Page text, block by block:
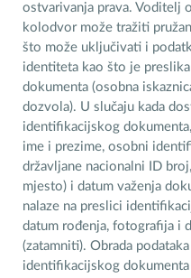
ostvarivanja prava. Voditelj
kolodvor može tražiti
što može uključivati i
identiteta kao što je
dokumenta (osobna
dozvola). U slučaju kada
identifikacijskog
ime i prezime, osobni
državljane nacionalni ID
mjesto) i datum važenja
nalaze na preslici
datum rođenja, fotografija i
(zatamniti). Obrada
identifikacijskog